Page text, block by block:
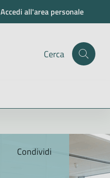
Accedi all'area personale
Cerca
Condividi